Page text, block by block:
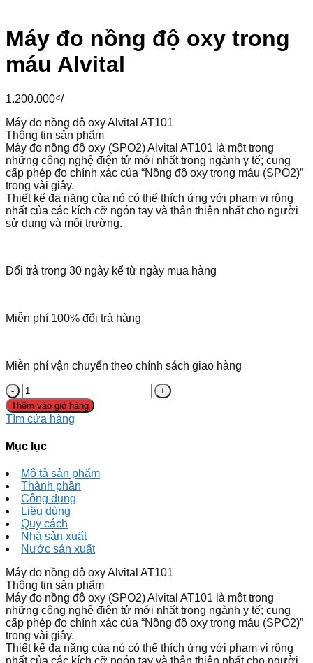
Máy đo nồng độ oxy trong
máu Alvital
1.200.000₫/
Máy đo nồng độ oxy Alvital AT101
Thông tin sản phẩm
Máy đo nồng độ oxy (SPO2) Alvital AT101 là một trong
những công nghệ điện tử mới nhất trong ngành y tế; cung
cấp phép đo chính xác của “Nồng độ oxy trong máu (SPO2)”
trong vài giây.
Thiết kế đa năng của nó có thể thích ứng với phạm vi rộng
nhất của các kích cỡ ngón tay và thân thiện nhất cho người
sử dụng và môi trường.
Đổi trả trong 30 ngày kể từ ngày mua hàng
Miễn phí 100% đổi trả hàng
Miễn phí vận chuyển theo chính sách giao hàng
Thêm vào giỏ hàng
Tìm cửa hàng
Mục lục
Mô tả sản phẩm
Thành phần
Công dụng
Liều dùng
Quy cách
Nhà sản xuất
Nước sản xuất
Máy đo nồng độ oxy Alvital AT101
Thông tin sản phẩm
Máy đo nồng độ oxy (SPO2) Alvital AT101 là một trong
những công nghệ điện tử mới nhất trong ngành y tế; cung
cấp phép đo chính xác của “Nồng độ oxy trong máu (SPO2)”
trong vài giây.
Thiết kế đa năng của nó có thể thích ứng với phạm vi rộng